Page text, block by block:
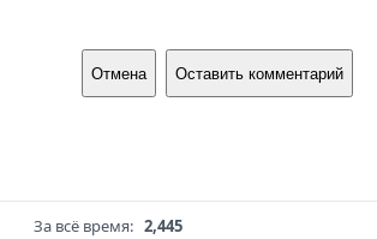
Отмена Оставить комментарий
За всё время: 2,445